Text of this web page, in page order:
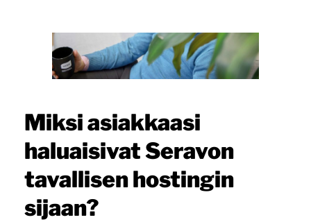
Miksi asiakkaasi
haluaisivat Seravon
tavallisen hostingin
sijaan?